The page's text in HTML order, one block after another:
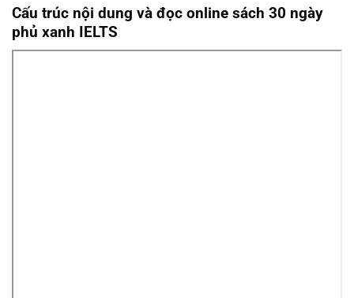
Cấu trúc nội dung và đọc online sách 30 ngày
phủ xanh IELTS